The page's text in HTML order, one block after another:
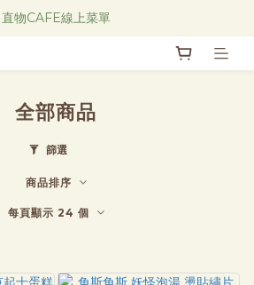
Notes 新品發售中！
直物CAFE線上菜單
全部商品
篩選
商品排序
每頁顯示 24 個